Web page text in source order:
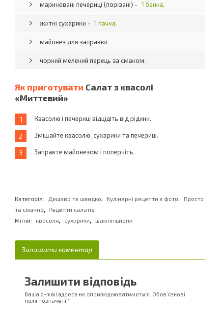
мариновані печериці (порізані) - 1 банка,
житні сухарики - 1 пачка,
майонез для заправки
чорний мелений перець за смаком.
Як приготувати Салат з квасолі
«Миттєвий»
Квасолю і печериці відцідіть від рідини.
Змішайте квасолю, сухарики та печериці.
Заправте майонезом і поперчіть.
Категорія: Дешево та швидко, Кулінарні рецепти з фото,
Просто
та смачно,
Рецепти салатів
Мітки:
квасоля, сухарики, шампіньйони
Залишити коментар
Залишити відповідь
Ваша e-mail адреса не оприлюднюватиметься. Обов’язкові
поля позначені *